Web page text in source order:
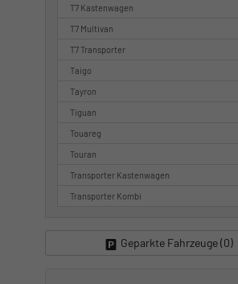
T7 Kastenwagen
T7 Multivan
T7 Transporter
Taigo
Tayron
Tiguan
Touareg
Touran
Transporter Kastenwagen
Transporter Kombi
Geparkte Fahrzeuge (0)